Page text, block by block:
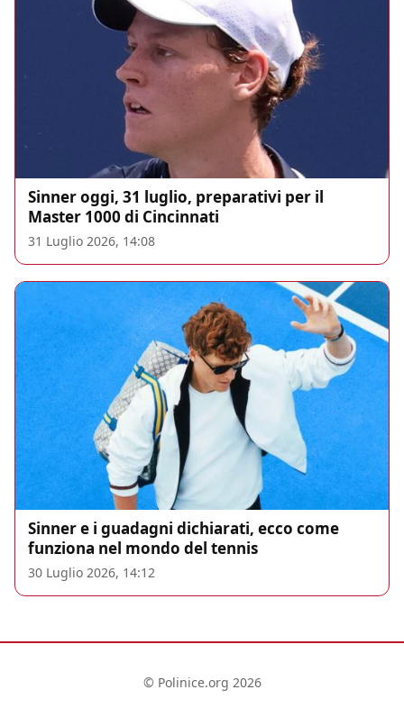
Sinner oggi, 31 luglio, preparativi per il
Master 1000 di Cincinnati
31 Luglio 2026, 14:08
Sinner e i guadagni dichiarati, ecco come
funziona nel mondo del tennis
30 Luglio 2026, 14:12
© Polinice.org 2026